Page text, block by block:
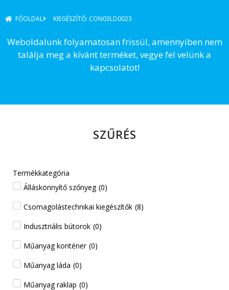
FŐOLDAL KIEGÉSZÍTŐ: CON03LD0023
Weboldalunk folyamatosan frissül, amennyiben nem
találja meg a kívánt terméket, vegye fel velünk a
kapcsolatot!​
SZŰRÉS
Termékkategória
Álláskönnyítő szőnyeg (0)
Csomagolástechnikai kiegészítők (8)
Indusztriális bútorok (0)
Műanyag konténer (0)
Műanyag láda (0)
Műanyag raklap (0)